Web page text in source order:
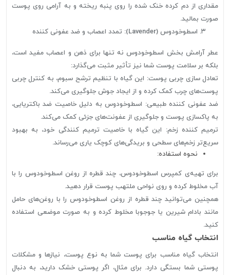
مقداری از دم کرده خنک شده را روی پنبه ریخته و به آرامی روی پوست
صورت بمالید.
اسطوخودوس (Lavender): تمدد اعصاب و ضد عفونی کننده
عطر آرامش بخش اسطوخودوس نه تنها برای ذهن و اعصاب مفید است،
بلکه بر سلامت پوست شما نیز تأثیر مثبت می‌گذارد:
تعادل سازی چربی پوست: این گیاه با تنظیم ترشح سبوم، به کنترل چربی
پوست‌های چرب کمک کرده و از ایجاد جوش جلوگیری می‌کند.
ضد عفونی کننده طبیعی: اسطوخودوس به دلیل خاصیت ضد باکتریایی،
به پاکسازی پوست و جلوگیری از عفونت‌های جزئی کمک می‌کند.
ترمیم کننده زخم: این گیاه با خاصیت ترمیم کنندگی خود، به بهبود
سریع‌تر زخم‌های سطحی و بریدگی‌های کوچک یاری می‌رساند.
نحوه استفاده:
برای تهیه‌ی کمپرس اسطوخودوس، چند قطره از روغن اسطوخودوس را با
آب مخلوط کرده و روی نواحی ملتهب پوست قرار دهید.
همچنین می‌توانید چند قطره از روغن اسطوخودوس را با روغن‌های حامل
مانند بادام شیرین یا جوجوبا مخلوط کرده و به صورت موضعی استفاده
کنید.
انتخاب گیاه مناسب
انتخاب گیاه مناسب برای پوست شما به نوع پوست، نیازها و مشکلات
پوستی شما بستگی دارد. برای مثال، اگر پوستی خشک دارید، به دنبال